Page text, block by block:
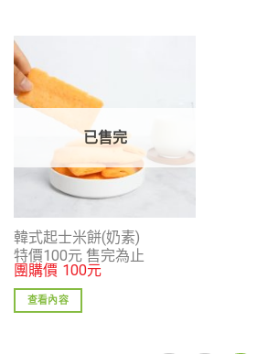
已售完
韓式起士米餅(奶素)
特價100元 售完為止
團購價 100元
查看內容